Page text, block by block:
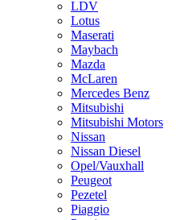
LDV
Lotus
Maserati
Maybach
Mazda
McLaren
Mercedes Benz
Mitsubishi
Mitsubishi Motors
Nissan
Nissan Diesel
Opel/Vauxhall
Peugeot
Pezetel
Piaggio